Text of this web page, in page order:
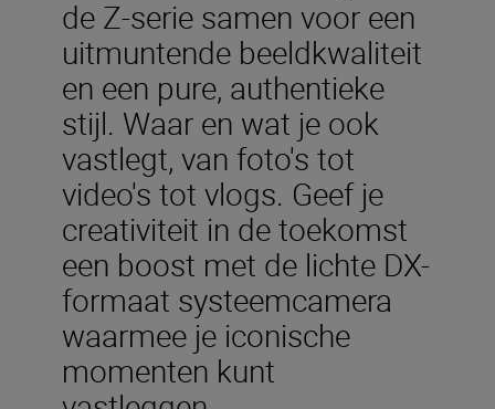
de Z-serie samen voor een
uitmuntende beeldkwaliteit
en een pure, authentieke
stijl. Waar en wat je ook
vastlegt, van foto's tot
video's tot vlogs. Geef je
creativiteit in de toekomst
een boost met de lichte DX-
formaat systeemcamera
waarmee je iconische
momenten kunt